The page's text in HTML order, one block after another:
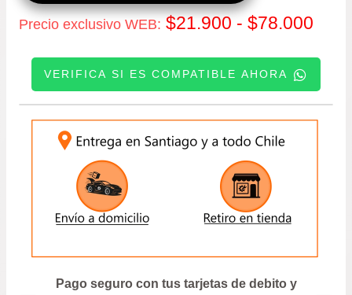
HOMOCINÉTICA
PARA
AVEO
(CON
CANTIDAD
Precio exclusivo WEB: $21.900 - $78.000
de
VERIFICA SI ES COMPATIBLE AHORA
Pago seguro con tus tarjetas de debito y